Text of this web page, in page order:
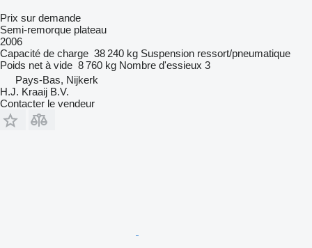
Prix sur demande
Semi-remorque plateau
2006
Capacité de charge 38 240 kg Suspension ressort/pneumatique
Poids net à vide 8 760 kg Nombre d'essieux 3
Pays-Bas, Nijkerk
H.J. Kraaij B.V.
Contacter le vendeur